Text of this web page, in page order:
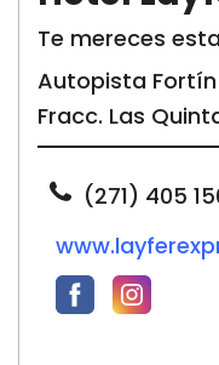
Te mereces
Autopista
Fracc. Las
(271) 405